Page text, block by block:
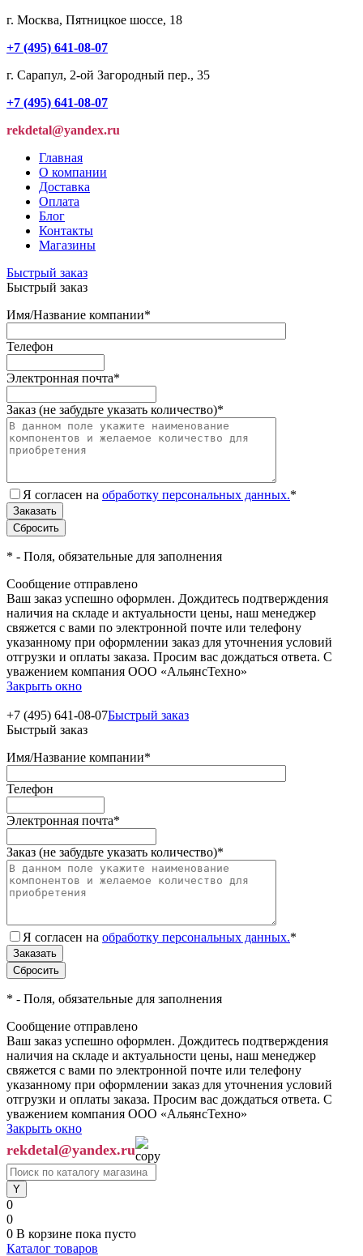
г. Москва, Пятницкое шоссе, 18
+7 (495) 641-08-07
г. Сарапул, 2-ой Загородный пер., 35
+7 (495) 641-08-07
rekdetal@yandex.ru
Главная
О компании
Доставка
Оплата
Блог
Контакты
Магазины
Быстрый заказ
Быстрый заказ
Имя/Название компании*
Телефон
Электронная почта*
Заказ (не забудьте указать количество)*
Я согласен на обработку персональных данных.*
* - Поля, обязательные для заполнения
Сообщение отправлено
Ваш заказ успешно оформлен. Дождитесь подтверждения
наличия на складе и актуальности цены, наш менеджер
свяжется с вами по электронной почте или телефону
указанному при оформлении заказ для уточнения условий
отгрузки и оплаты заказа. Просим вас дождаться ответа. С
уважением компания ООО «АльянсТехно»
Закрыть окно
+7 (495) 641-08-07Быстрый заказ
Быстрый заказ
Имя/Название компании*
Телефон
Электронная почта*
Заказ (не забудьте указать количество)*
Я согласен на обработку персональных данных.*
* - Поля, обязательные для заполнения
Сообщение отправлено
Ваш заказ успешно оформлен. Дождитесь подтверждения
наличия на складе и актуальности цены, наш менеджер
свяжется с вами по электронной почте или телефону
указанному при оформлении заказ для уточнения условий
отгрузки и оплаты заказа. Просим вас дождаться ответа. С
уважением компания ООО «АльянсТехно»
Закрыть окно
rekdetal@yandex.ru
0
0
0 В корзине пока пусто
Каталог товаров